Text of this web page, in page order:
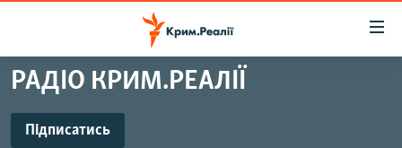
Перейти
до
основного
матеріалу
НОВИНИ
ВОДА.КРИМ
РАДІО КРИМ.РЕАЛІЇ
Підписатись